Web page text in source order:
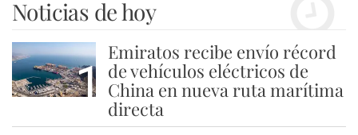
Noticias de hoy
1
Emiratos recibe envío récord
de vehículos eléctricos de
China en nueva ruta marítima
directa